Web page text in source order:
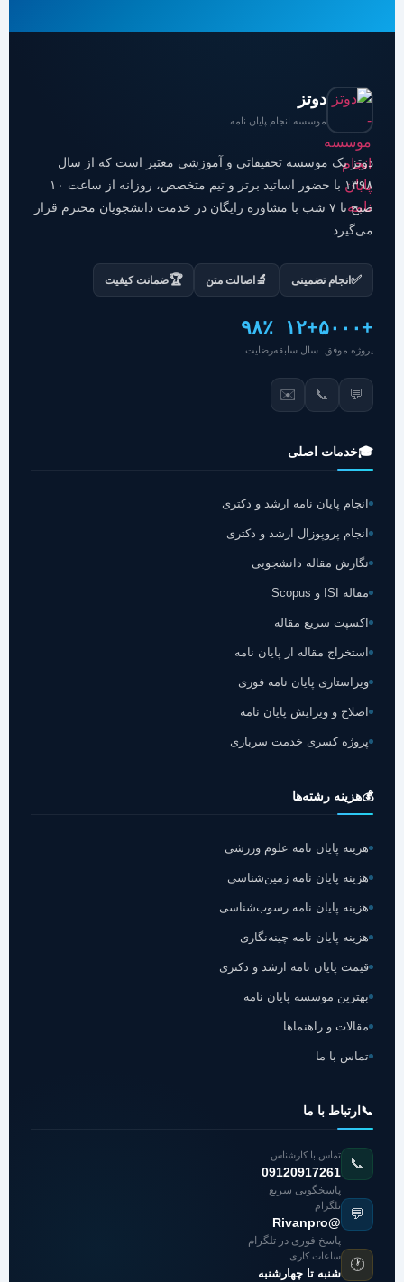
دوتز
موسسه انجام پایان نامه
دوتز یک موسسه تحقیقاتی و آموزشی معتبر است که از سال
۱۳۹۸ با حضور اساتید برتر و تیم متخصص، روزانه از ساعت ۱۰
صبح تا ۷ شب با مشاوره رایگان در خدمت دانشجویان محترم قرار
می‌گیرد.
✅انجام تضمینی 🔬اصالت متن 🏆ضمانت کیفیت
+۵۰۰۰
پروژه موفق
+۱۲
سال سابقه
۹۸٪
رضایت
💬
📞
✉️
🎓خدمات اصلی
انجام پایان نامه ارشد و دکتری
انجام پروپوزال ارشد و دکتری
نگارش مقاله دانشجویی
مقاله ISI و Scopus
اکسپت سریع مقاله
استخراج مقاله از پایان نامه
ویراستاری پایان نامه فوری
اصلاح و ویرایش پایان نامه
پروژه کسری خدمت سربازی
💰هزینه رشته‌ها
هزینه پایان نامه علوم ورزشی
هزینه پایان نامه زمین‌شناسی
هزینه پایان نامه رسوب‌شناسی
هزینه پایان نامه چینه‌نگاری
قیمت پایان نامه ارشد و دکتری
بهترین موسسه پایان نامه
مقالات و راهنماها
تماس با ما
📞 ارتباط با ما
📞
تماس با کارشناس
09120917261
پاسخگویی سریع
💬
تلگرام
@Rivanpro
پاسخ فوری در تلگرام
🕐
ساعات کاری
شنبه تا چهارشنبه